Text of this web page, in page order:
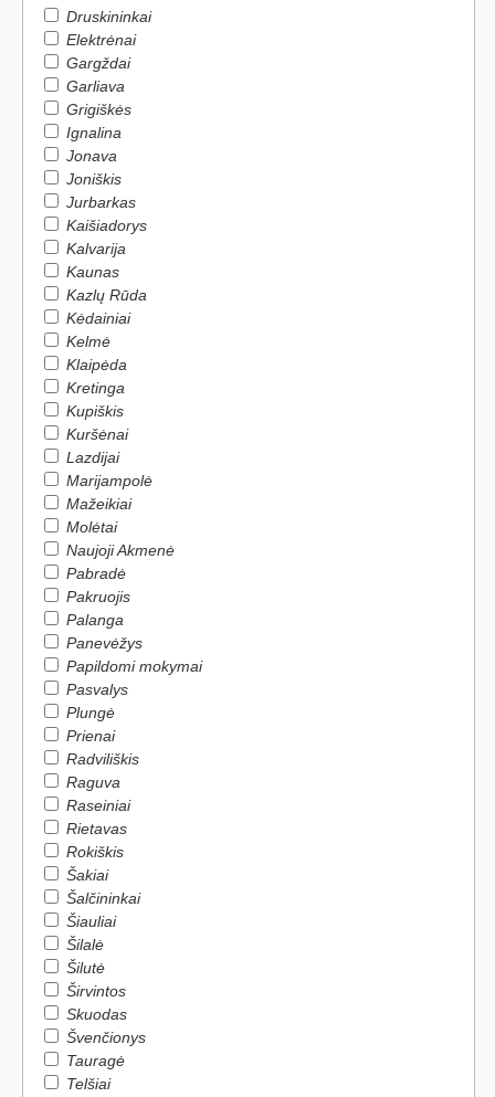
Druskininkai
Elektrėnai
Gargždai
Garliava
Grigiškės
Ignalina
Jonava
Joniškis
Jurbarkas
Kaišiadorys
Kalvarija
Kaunas
Kazlų Rūda
Kėdainiai
Kelmė
Klaipėda
Kretinga
Kupiškis
Kuršėnai
Lazdijai
Marijampolė
Mažeikiai
Molėtai
Naujoji Akmenė
Pabradė
Pakruojis
Palanga
Panevėžys
Papildomi mokymai
Pasvalys
Plungė
Prienai
Radviliškis
Raguva
Raseiniai
Rietavas
Rokiškis
Šakiai
Šalčininkai
Šiauliai
Šilalė
Šilutė
Širvintos
Skuodas
Švenčionys
Tauragė
Telšiai